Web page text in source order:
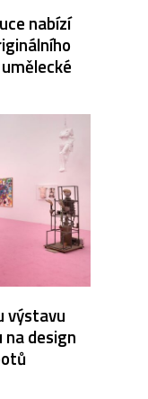
nabízí
výstavu
design